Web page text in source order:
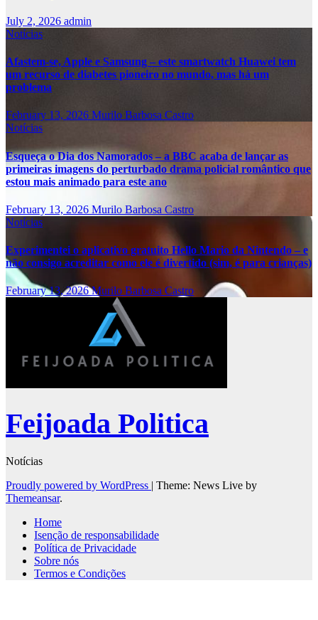
July 2, 2026 admin
Notícias
Afastem-se, Apple e Samsung – este smartwatch Huawei tem
um recurso de diabetes pioneiro no mundo, mas há um
problema
February 13, 2026 Murilo Barbosa Castro
Notícias
Esqueça o Dia dos Namorados – a BBC acaba de lançar as
primeiras imagens do perturbado drama policial romântico que
estou mais animado para este ano
February 13, 2026 Murilo Barbosa Castro
Notícias
Experimentei o aplicativo gratuito Hello Mario da Nintendo – e
não consigo acreditar como ele é divertido (sim, é para crianças)
February 13, 2026Murilo Barbosa Castro
Feijoada Politica
Notícias
Proudly powered by WordPress | Theme: News Live by
Themeansar.
Home
Isenção de responsabilidade
Política de Privacidade
Sobre nós
Termos e Condições